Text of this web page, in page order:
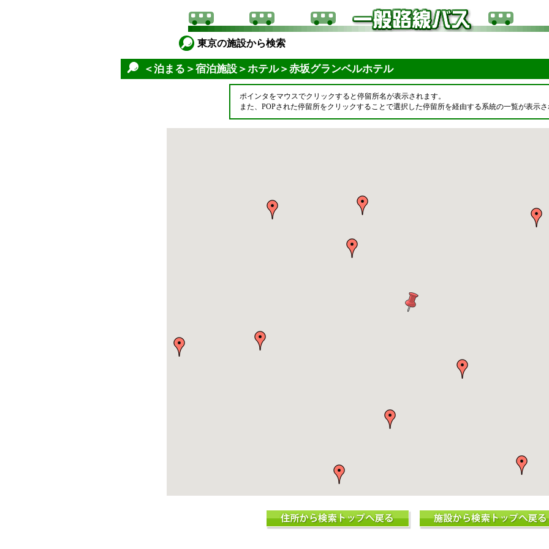
東京の施設から検索
＜泊まる＞宿泊施設＞ホテル＞赤坂グランベルホテル
ポインタをマウスでクリックすると停留所名が表示されます。
また、POPされた停留所をクリックすることで選択した停留所を経由する系統の一覧が表示